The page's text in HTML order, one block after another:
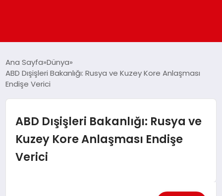
GÜNDEM
DÜNYA
EĞITIM
Ana Sayfa Dünya
ABD Dışişleri Bakanlığı: Rusya ve Kuzey Kore Anlaşması
Endişe Verici
ABD Dışişleri Bakanlığı: Rusya ve
Kuzey Kore Anlaşması Endişe
Verici